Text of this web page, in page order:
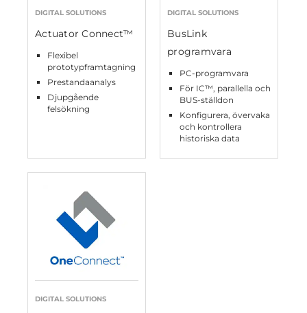
DIGITAL SOLUTIONS
Actuator Connect™
Flexibel
prototypframtagning
Prestandaanalys
Djupgående
felsökning
DIGITAL SOLUTIONS
BusLink
programvara
PC-programvara
För IC™, parallella och
BUS-ställdon
Konfigurera, övervaka
och kontrollera
historiska data
DIGITAL SOLUTIONS